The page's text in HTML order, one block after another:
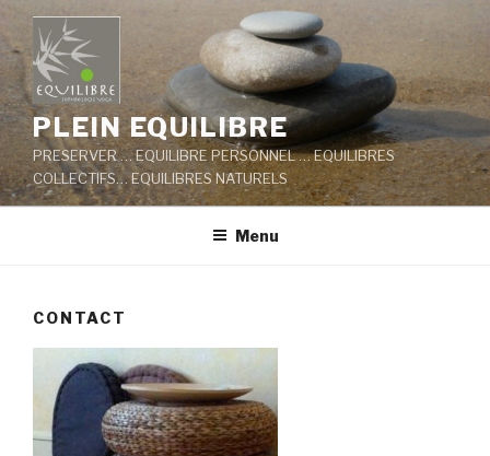
Aller
au
contenu
principal
PLEIN EQUILIBRE
PRESERVER … EQUILIBRE PERSONNEL … EQUILIBRES
COLLECTIFS… EQUILIBRES NATURELS
Menu
CONTACT